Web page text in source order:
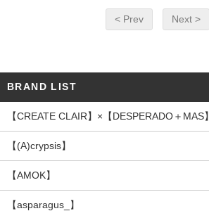
< Prev Next >
BRAND LIST
【CREATE CLAIR】×【DESPERADO＋MAS】
【(A)crypsis】
【AMOK】
【asparagus_】